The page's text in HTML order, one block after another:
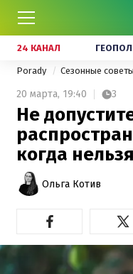
24 КАНАЛ
Porady Сезонные советы
20 марта, 19:40 3
Не
когда
Ольга Котив